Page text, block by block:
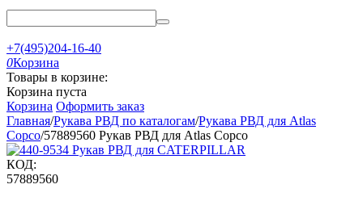
+7(495)204-16-40
0Корзина
Товары в корзине:
Корзина пуста
Корзина Оформить заказ
Главная/Рукава РВД по каталогам/Рукава РВД для Atlas
Copco/57889560 Рукав РВД для Atlas Copco
КОД:
57889560